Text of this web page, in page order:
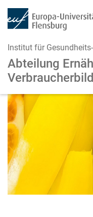
Zum Hauptinhalt springen
Zur Navigation springen
Institut für
Abteilung